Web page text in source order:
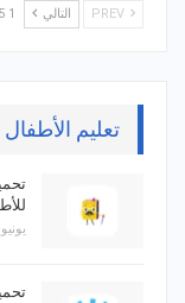
التالي 1 of 95
تعليم الأطفال
يونيو 30, 2025